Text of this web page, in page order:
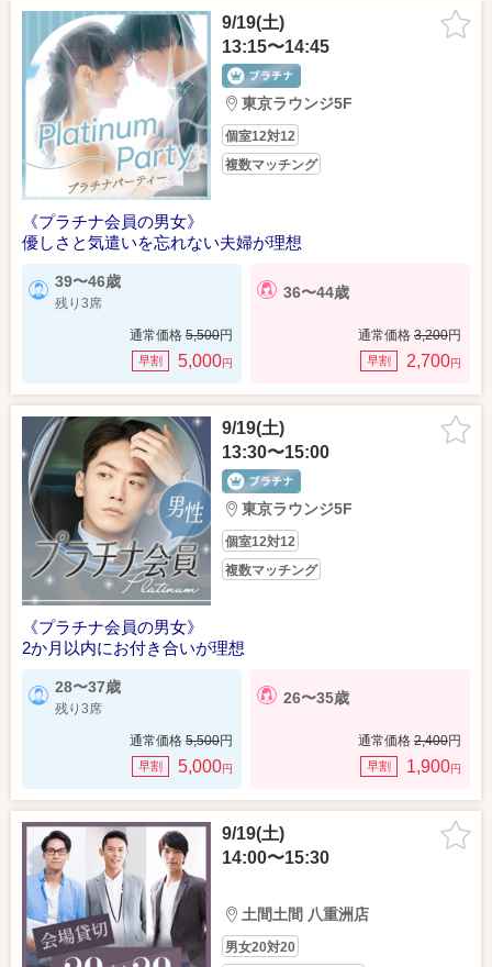
9/19(土)
13:15〜14:45
東京ラウンジ5F
個室12対12
複数マッチング
《プラチナ会員の男女》
優しさと気遣いを忘れない夫婦が理想
39〜46歳
残り3席
通常価格 5,500円
早割 5,000円
36〜44歳
通常価格 3,200円
早割 2,700円
9/19(土)
13:30〜15:00
東京ラウンジ5F
個室12対12
複数マッチング
《プラチナ会員の男女》
2か月以内にお付き合いが理想
28〜37歳
残り3席
通常価格 5,500円
早割 5,000円
26〜35歳
通常価格 2,400円
早割 1,900円
9/19(土)
14:00〜15:30
土間土間 八重洲店
男女20対20